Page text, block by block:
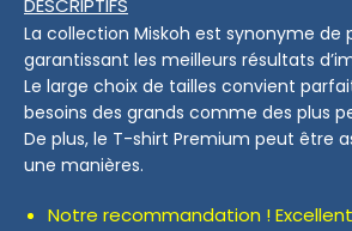
La collection Miskoh est synonyme de
garantissant les meilleurs résultats
Le large choix de tailles convient
besoins des grands comme des plus
De plus, le T-shirt Premium peut être
une manières.
Notre recommandation !